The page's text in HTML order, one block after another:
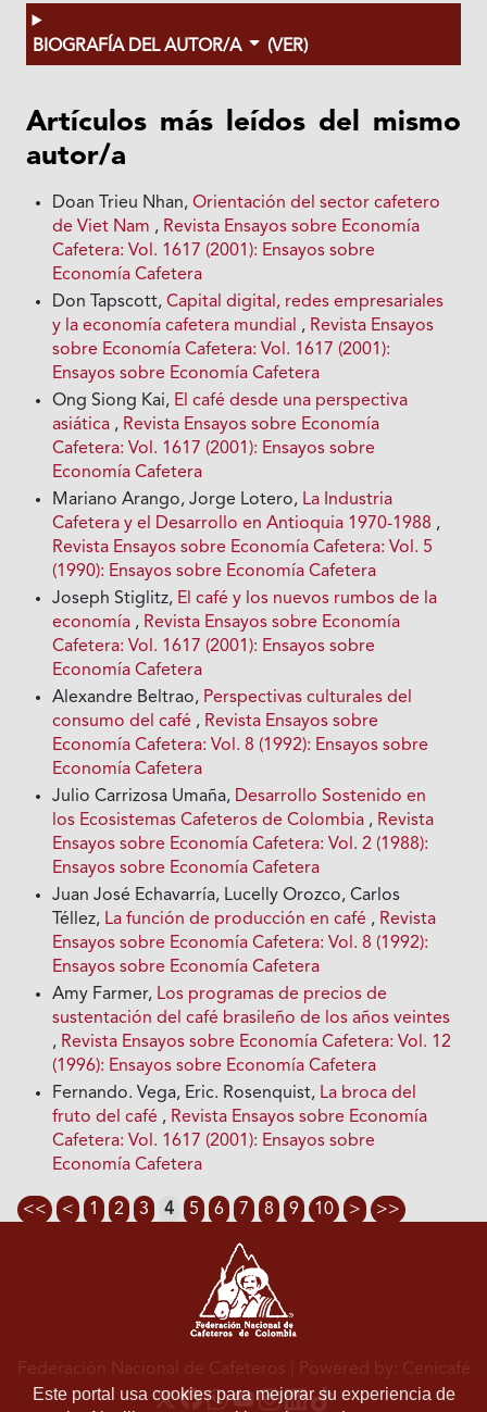
BIOGRAFÍA DEL AUTOR/A (VER)
Artículos más leídos del mismo
autor/a
Doan Trieu Nhan,Orientación del sector cafetero
de Viet Nam , Revista Ensayos sobre Economía
Cafetera: Vol. 1617 (2001): Ensayos sobre
Economía Cafetera
Don Tapscott,Capital digital, redes empresariales
y la economía cafetera mundial , Revista Ensayos
sobre Economía Cafetera: Vol. 1617 (2001):
Ensayos sobre Economía Cafetera
Ong Siong Kai, El café desde una perspectiva
asiática , Revista Ensayos sobre Economía
Cafetera: Vol. 1617 (2001): Ensayos sobre
Economía Cafetera
Mariano Arango, Jorge Lotero, La Industria
Cafetera y el Desarrollo en Antioquia 1970-1988 ,
Revista Ensayos sobre Economía Cafetera: Vol. 5
(1990): Ensayos sobre Economía Cafetera
Joseph Stiglitz, El café y los nuevos rumbos de la
economía , Revista Ensayos sobre Economía
Cafetera: Vol. 1617 (2001): Ensayos sobre
Economía Cafetera
Alexandre Beltrao, Perspectivas culturales del
consumo del café , Revista Ensayos sobre
Economía Cafetera: Vol. 8 (1992): Ensayos sobre
Economía Cafetera
Julio Carrizosa Umaña, Desarrollo Sostenido en
los Ecosistemas Cafeteros de Colombia , Revista
Ensayos sobre Economía Cafetera: Vol. 2 (1988):
Ensayos sobre Economía Cafetera
Juan José Echavarría, Lucelly Orozco, Carlos
Téllez, La función de producción en café , Revista
Ensayos sobre Economía Cafetera: Vol. 8 (1992):
Ensayos sobre Economía Cafetera
Amy Farmer, Los programas de precios de
sustentación del café brasileño de los años veintes
, Revista Ensayos sobre Economía Cafetera: Vol. 12
(1996): Ensayos sobre Economía Cafetera
Fernando. Vega, Eric. Rosenquist, La broca del
fruto del café , Revista Ensayos sobre Economía
Cafetera: Vol. 1617 (2001): Ensayos sobre
Economía Cafetera
<< < 1 2 3 4 5 6 7 8 9 10 > >>
Este portal usa cookies para mejorar su experiencia de
Federación Nacional de Cafeteros | Powered by: Cenicafé